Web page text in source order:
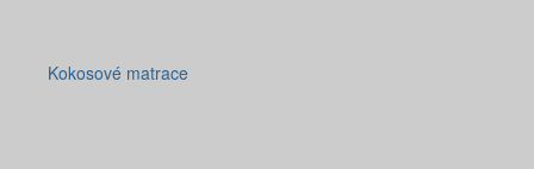
Kokosové matrace